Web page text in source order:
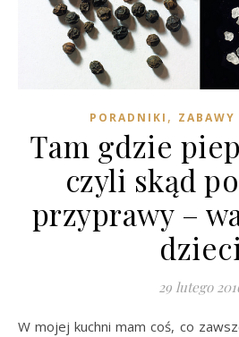
PORADNIKI ,
Tam gdzie
czyli skąd
przyprawy –
dzieci
29 lutego
W mojej kuchni mam coś, co zawsze ciekawi dzieci: słoiki z